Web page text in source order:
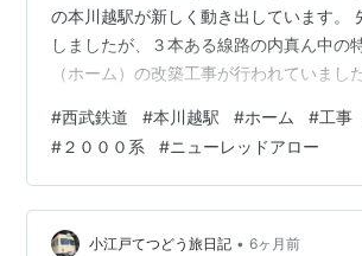
の本川越駅が新しく動き出しています。
しましたが、３本ある線路の内真ん中の
（ホーム）の改築工事が行われていまし
と思います（たぶん）。 本川越駅西口で
ると特に変化はありません。商業施設ペ
たが、建物はまだそのままです。 西武新
入りました。特急ホームの先端部に工事
れています。 囲いは車両１両分くらいは
#西武鉄道 #本川越駅 #ホーム #工事
#２０００系 #ニューレッドアロー
小江戸てつどう旅日記 • 6ヶ月前